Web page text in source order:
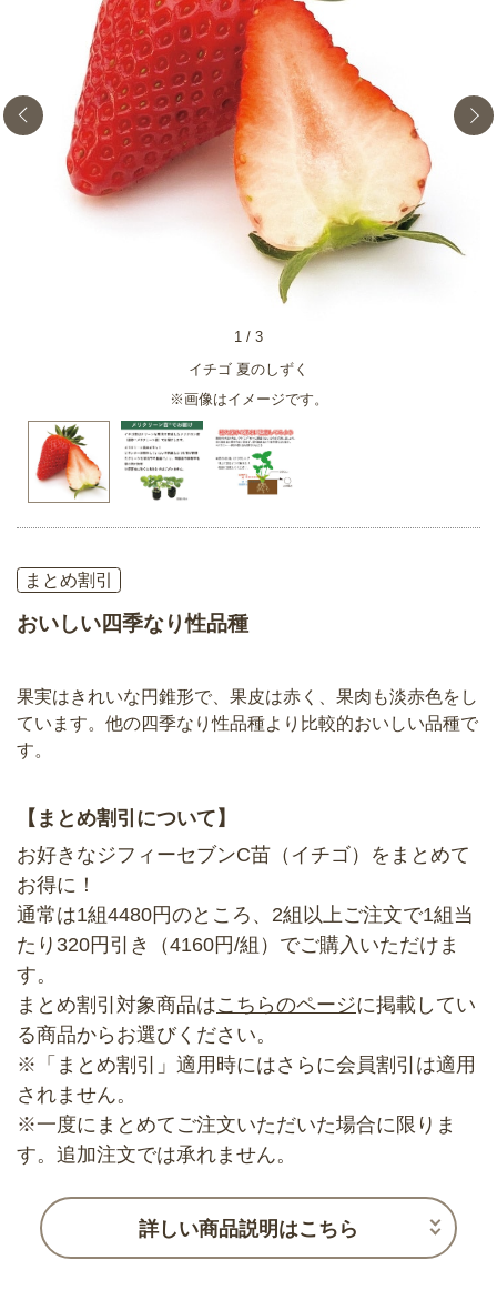
イチゴ 夏のしずく
※画像はイメージです。
1 / 3
まとめ割引
おいしい四季なり性品種
果実はきれいな円錐形で、果皮は赤く、果肉も淡赤色をし
ています。他の四季なり性品種より比較的おいしい品種で
す。
【まとめ割引について】
お好きなジフィーセブンC苗（イチゴ）をまとめて
お得に！
通常は1組4480円のところ、2組以上ご注文で1組当
たり320円引き（4160円/組）でご購入いただけま
す。
まとめ割引対象商品はこちらのページに掲載してい
る商品からお選びください。
※「まとめ割引」適用時にはさらに会員割引は適用
されません。
※一度にまとめてご注文いただいた場合に限りま
す。追加注文では承れません。
詳しい商品説明はこちら